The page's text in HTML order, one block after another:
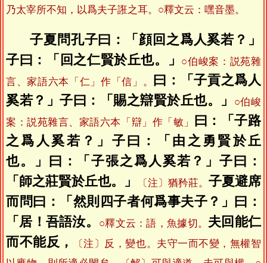
乃太宰所不知，以爲夫子誑之耳。○釋文云：嘿音墨。
子夏問孔子曰：「顔回之爲人奚若？」
子曰：「回之仁賢於丘也。」
○伯峻案：説苑雜
言、家語六本「仁」作「信」。 曰：「子貢之爲人
奚若？」子曰：「賜之辯賢於丘也。」
○伯峻
案：説苑雜言、家語六本「辯」作「敏」 曰：「子路
之爲人奚若？」子曰：「由之勇賢於丘
也。」曰：「子張之爲人奚若？」子曰：
「師之莊賢於丘也。」
〔注〕猶矜莊。 子夏避席
而問曰：「然則四子者何爲事夫子？」曰：
「居！吾語汝。
○釋文云：語，魚據切。夫回能仁
而不能反，
〔注〕反，變也。夫守一而不變，無權智